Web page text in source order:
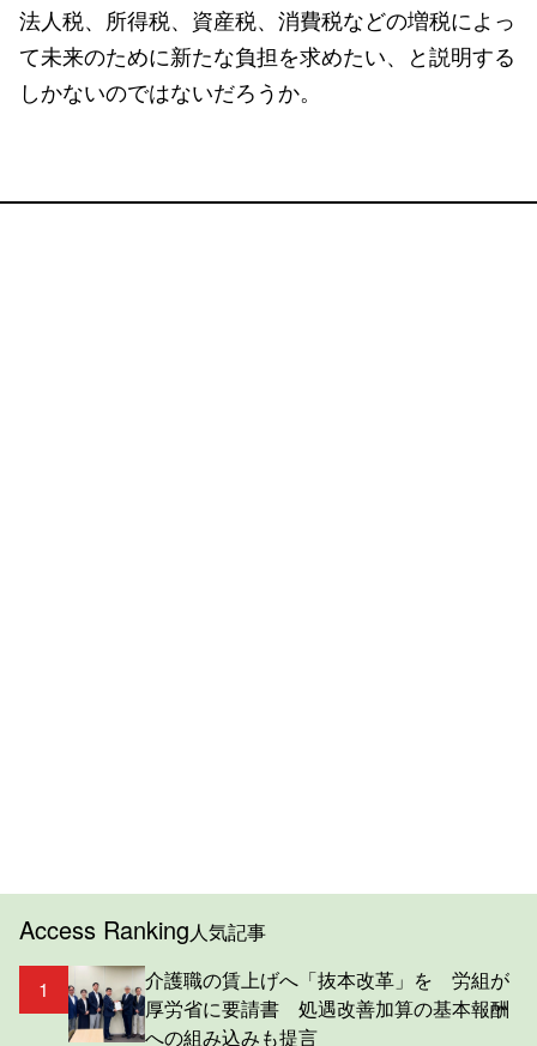
法人税、所得税、資産税、消費税などの増税によっ
て未来のために新たな負担を求めたい、と説明する
しかないのではないだろうか。
Access Ranking人気記事
1
介護職の賃上げへ「抜本改革」を 労組が
厚労省に要請書 処遇改善加算の基本報酬
への組み込みも提言